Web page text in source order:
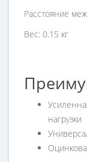
Расстояние
Вес: 0.15 кг
нагрузки